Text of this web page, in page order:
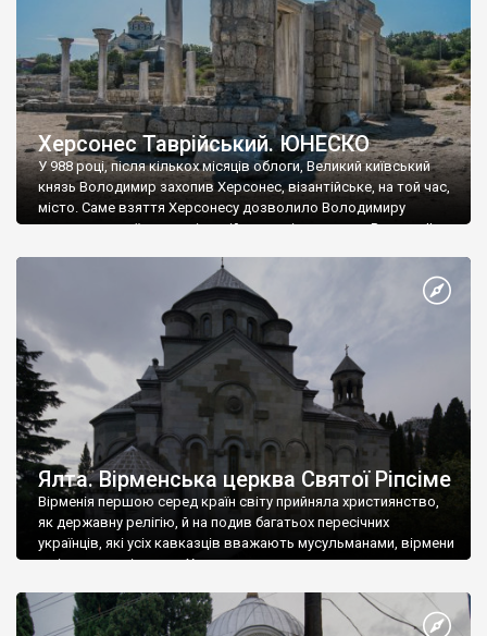
Херсонес Таврійський. ЮНЕСКО
У 988 році, після кількох місяців облоги, Великий київський
князь Володимир захопив Херсонес, візантійське, на той час,
місто. Саме взяття Херсонесу дозволило Володимиру
диктувати свої умови візантійському імператору Василю ІІ, та
Херсонесі Володимир-язичник, став Василем-християнином.
А потім було Хрещення Русі. На честь Херсонесу Таврійського
Ялта. Вірменська церква Святої Ріпсіме
Вірменія першою серед країн світу прийняла християнство,
як державну релігію, й на подив багатьох пересічних
українців, які усіх кавказців вважають мусульманами, вірмени
є відданими вірянами Христа